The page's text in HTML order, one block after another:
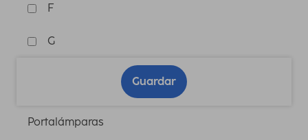
F
G
Guardar
Portalámparas